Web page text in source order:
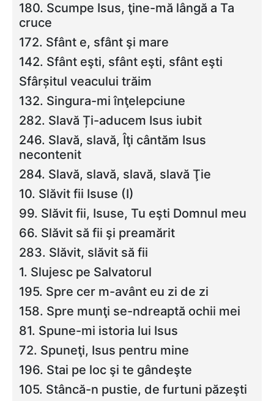
180. Scumpe Isus, ţine-mă lângă a Ta
cruce
172. Sfânt e, sfânt şi mare
142. Sfânt eşti, sfânt eşti, sfânt eşti
Sfârșitul veacului trăim
132. Singura-mi înţelepciune
282. Slavă Ți-aducem Isus iubit
246. Slavă, slavă, Îţi cântăm Isus
necontenit
284. Slavă, slavă, slavă, slavă Ţie
10. Slăvit fii Isuse (I)
99. Slăvit fii, Isuse, Tu eşti Domnul meu
66. Slăvit să fii şi preamărit
283. Slăvit, slăvit să fii
1. Slujesc pe Salvatorul
195. Spre cer m-avânt eu zi de zi
158. Spre munţi se-ndreaptă ochii mei
81. Spune-mi istoria lui Isus
72. Spuneţi, Isus pentru mine
196. Stai pe loc şi te gândeşte
105. Stâncă-n pustie, de furtuni păzeşti